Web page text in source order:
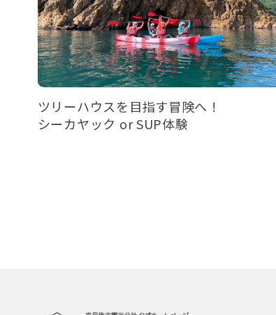
ツリーハウスを目指す冒険へ！
シーカヤック or SUP体験